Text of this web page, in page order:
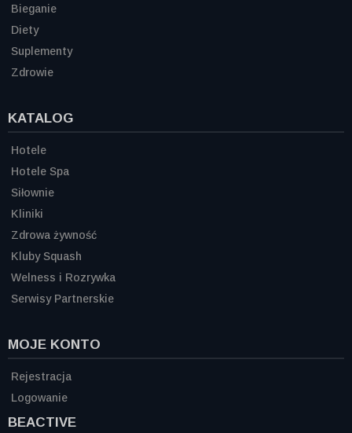
Bieganie
Diety
Suplementy
Zdrowie
KATALOG
Hotele
Hotele Spa
Siłownie
Kliniki
Zdrowa żywność
Kluby Squash
Welness i Rozrywka
Serwisy Partnerskie
MOJE KONTO
Rejestracja
Logowanie
BEACTIVE